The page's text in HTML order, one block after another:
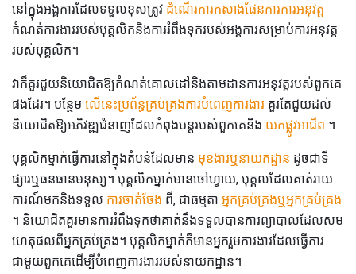
នៅក្នុងអង្គការដែលទទួលខុសត្រូវ ដំណើរការកសាងផែនការការអនុវត្ត
កំណត់ការងាររបស់បុគ្គលិកនិងការរំពឹងទុករបស់អង្គការសម្រាប់ការអនុវត្ត
របស់បុគ្គលិក។
វាក៏គួរជួយនិយោជិតឱ្យកំណត់គោលដៅនិងតាមដានការអនុវត្តរបស់ពួកគេ
ផងដែរ។ បន្ថែម លើនេះប្រព័ន្ធគ្រប់គ្រងការបំពេញការងារ គួរតែជួយដល់
និយោជិតឱ្យអភិវឌ្ឍជំនាញដែលកំពុងបន្តរបស់ពួកគេនិង យកផ្លូវអាជីព ។
បុគ្គលិកម្នាក់ធ្វើការនៅក្នុងតំបន់ដែលមាន មុខងារឬនាយកដ្ឋាន ដូចជាទី
ផ្សារឬធនធានមនុស្ស។ បុគ្គលិកម្នាក់មានចៅហ្វាយ, បុគ្គលដែលគាត់រាយ
ការណ៍មកនិងទទួល ការចាត់ចែង ពី, ជាធម្មតា អ្នកគ្រប់គ្រងឬអ្នកគ្រប់គ្រង
។ និយោជិតគួរមានការរំពឹងទុកថាគាត់នឹងទទួលបានការព្យាបាលដែលសម
ហេតុផលពីអ្នកគ្រប់គ្រង។ បុគ្គលិកម្នាក់ក៏មានអ្នករួមការងារដែលធ្វើការ
ជាមួយពួកគេដើម្បីបំពេញការងាររបស់នាយកដ្ឋាន។